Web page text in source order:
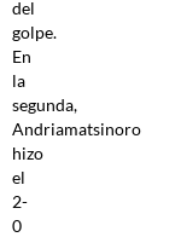
del
golpe.
En
la
segunda,
Andriamatsinoro
hizo
el
2-
0